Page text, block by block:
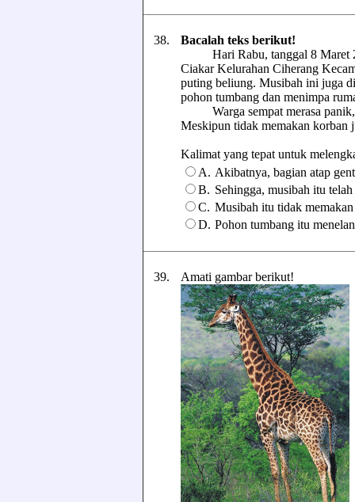
38.
Bacalah teks berikut!
Hari Rabu, tanggal 8 Maret
Ciakar Kelurahan Ciherang
puting beliung. Musibah ini juga
pohon tumbang dan menimpa
Warga sempat merasa panik,
Meskipun tidak memakan korban
Kalimat yang tepat untuk
A. Akibatnya, bagian atap
B. Sehingga, musibah itu
C. Musibah itu tidak
D. Pohon tumbang itu
39. Amati gambar berikut!